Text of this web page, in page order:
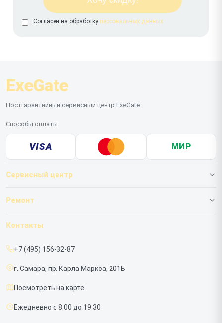
Согласен на обработку персональных данных
ExeGate
Постгарантийный сервисный центр ExeGate
Способы оплаты
VISA МИР
Сервисный центр
О нашем сервисе
Срочный ремонт
Доставка и способы оплаты
Диагностика
Контакты
Ремонт
ИБП
Контакты
+7 (495) 156-32-87
г. Самара, пр. Карла Маркса, 201Б
Посмотреть на карте
Ежедневно с 8:00 до 19:30